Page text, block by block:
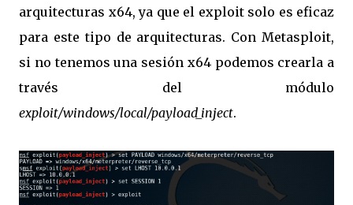
arquitecturas x64, ya que el exploit solo es eficaz
para este tipo de arquitecturas. Con Metasploit,
si no tenemos una sesión x64 podemos crearla a
través del módulo
exploit/windows/local/payload_inject.